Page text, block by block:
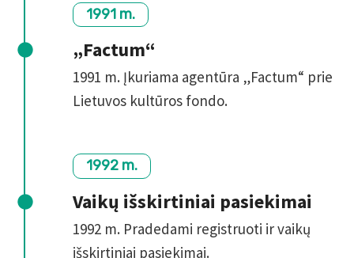
1991 m.
„Factum“
1991 m. Įkuriama agentūra „Factum“ prie
Lietuvos kultūros fondo.
1992 m.
Vaikų išskirtiniai pasiekimai
1992 m. Pradedami registruoti ir vaikų
išskirtiniai pasiekimai.